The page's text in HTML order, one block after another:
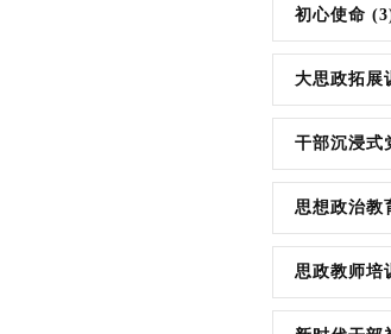
初心使命
大思政拓展
干部沉浸式
思想政治教
思政教师培